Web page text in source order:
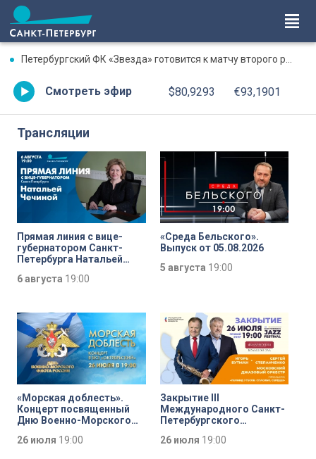
Петербургский ФК «Звезда» готовится к матчу второго раунда «Пути регионов» Кубка России
Смотреть эфир $80,9293 €93,1901
Трансляции
Прямая линия с вице-
губернатором Санкт-
Петербурга Натальей
6 августа 19:00
«Среда Бельского».
Выпуск от 05.08.2026
5 августа 19:00
«Морская доблесть».
Концерт посвященный
Дню Военно-Морского
26 июля 19:00
Закрытие III
Международного Санкт-
Петербургского
26 июля 19:00